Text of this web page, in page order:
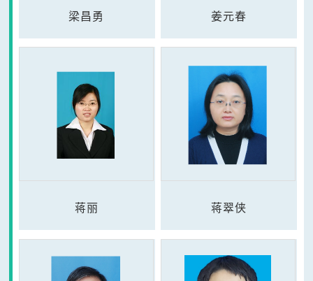
梁昌勇 姜元春
蒋丽 蒋翠侠